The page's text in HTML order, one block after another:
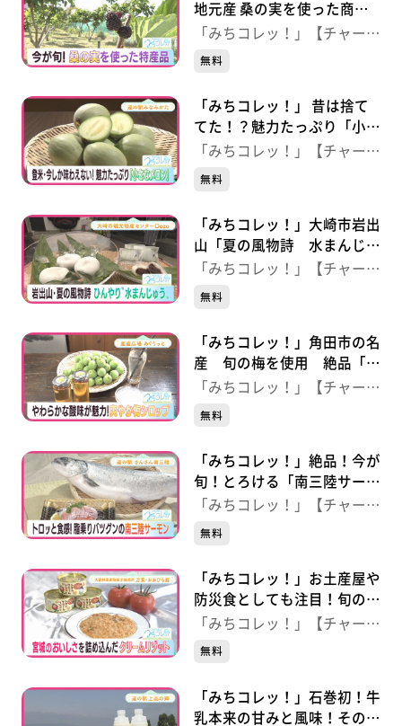
地元産 桑の実を使った商品
【気仙沼市・道の駅大谷海
「みちコレッ！」【チャー
ジ！】
無料
「みちコレッ！」 昔は捨て
てた！？魅力たっぷり「小さ
なメロン」【登米市・道の駅
「みちコレッ！」【チャー
ジ！】
無料
「みちコレッ！」大崎市岩出
山「夏の風物詩 水まんじゅ
う」【大崎市観光物産センタ
「みちコレッ！」【チャー
ジ！】
無料
「みちコレッ！」角田市の名
産 旬の梅を使用 絶品「梅
シロップ」【産直広場あぐり
「みちコレッ！」【チャー
ジ！】
無料
「みちコレッ！」絶品！今が
旬！とろける「南三陸サーモ
ン」 【道の駅さんさん南三
「みちコレッ！」【チャー
ジ！】
無料
「みちコレッ！」お土産屋や
防災食としても注目！旬のト
マトクリームリゾット【万
「みちコレッ！」【チャー
ジ！】
無料
「みちコレッ！」石巻初！牛
乳本来の甘みと風味！その秘